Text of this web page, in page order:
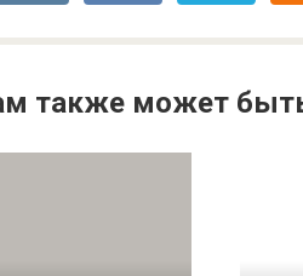
также может